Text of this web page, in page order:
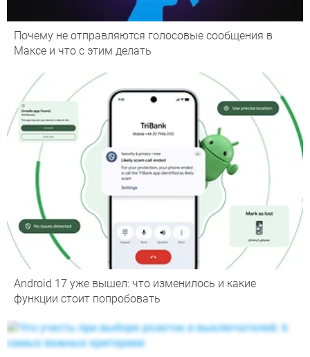
Почему не отправляются голосовые сообщения в
Максе и что с этим делать
Android 17 уже вышел: что изменилось и какие
функции стоит попробовать